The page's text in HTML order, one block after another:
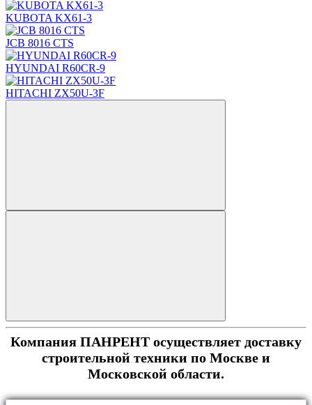
KUBOTA KX61-3
JCB 8016 CTS
HYUNDAI R60CR-9
HITACHI ZX50U-3F
Компания ПАНРЕНТ осуществляет доставку
строительной техники по Москве и
Московской области.